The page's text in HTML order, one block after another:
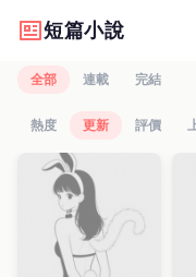
短篇小說
全部 連載 完結
熱度 更新 評價